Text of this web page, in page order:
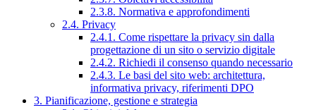
2.3.8. Normativa e approfondimenti
2.4. Privacy
2.4.1. Come rispettare la privacy sin dalla
progettazione di un sito o servizio digitale
2.4.2. Richiedi il consenso quando necessario
2.4.3. Le basi del sito web: architettura,
informativa privacy, riferimenti DPO
3. Pianificazione, gestione e strategia